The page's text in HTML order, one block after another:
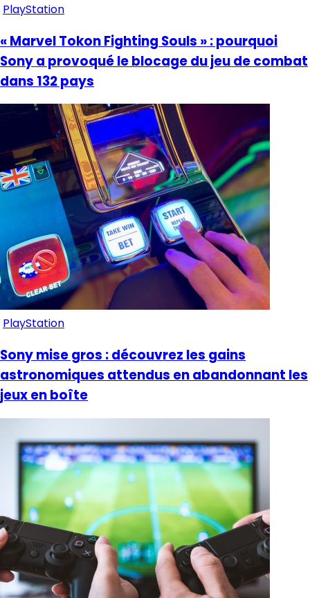
PlayStation
« Marvel Tokon Fighting Souls » : pourquoi
Sony a provoqué le blocage du jeu de combat
dans 132 pays
PlayStation
Sony mise gros : découvrez les gains
astronomiques attendus en abandonnant les
jeux en boîte